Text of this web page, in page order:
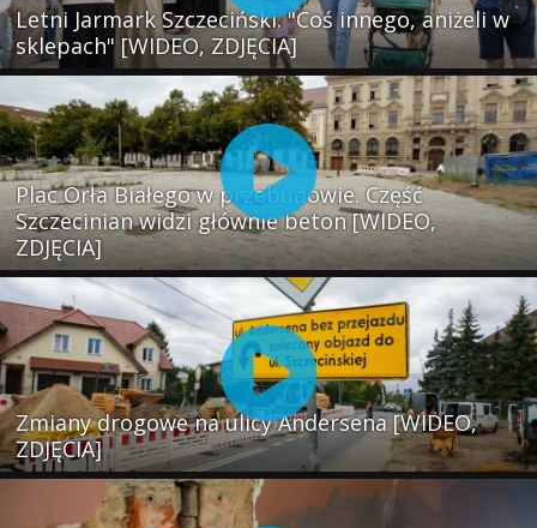
Letni Jarmark Szczeciński. "Coś innego, aniżeli w
sklepach" [WIDEO, ZDJĘCIA]
Plac Orła Białego w przebudowie. Część
Szczecinian widzi głównie beton [WIDEO,
ZDJĘCIA]
Zmiany drogowe na ulicy Andersena [WIDEO,
ZDJĘCIA]